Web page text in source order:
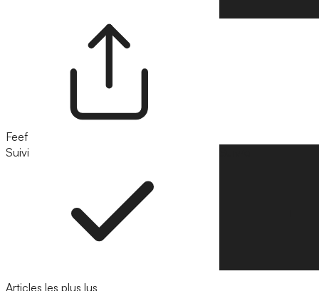
Feef
Suivi
Articles les plus lus